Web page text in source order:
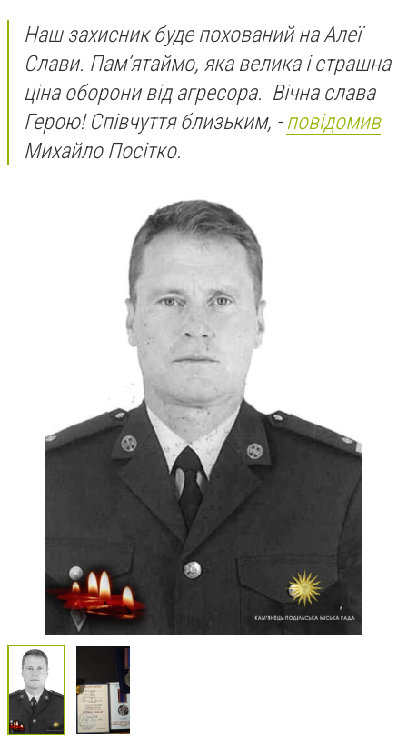
Наш захисник буде похований на Алеї
Слави. Пам’ятаймо, яка велика і страшна
ціна оборони від агресора. Вічна слава
Герою! Співчуття близьким, -повідомив
Михайло Посітко.